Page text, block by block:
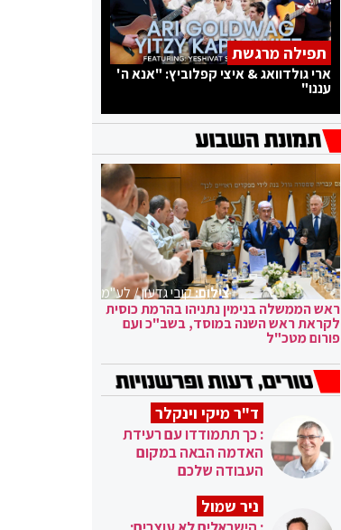
תפילה מרגשת
ארי גולדוואג & איצי קפלוביץ: "אנא ה'
עננו"
צילום:קובי גדעון / לע"מ
ראש הממשלה בנימין נתניהו בהרמת כוסית
לקראת ראש השנה במוסד, בשב"כ ועם
פורום מטכ"ל
ד"ר מיקי וינקלר
: כך תתמודדו עם רעידת
האדמה הבאה במקום
העבודה שלכם
ניר שמול